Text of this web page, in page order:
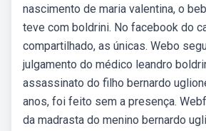
nascimento de maria valentina, o
teve com boldrini. No facebook do
compartilhado, as únicas. Webo
julgamento do médico leandro
assassinato do filho bernardo
anos, foi feito sem a presença.
da madrasta do menino bernardo